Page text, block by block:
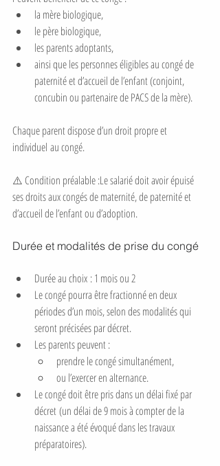
la mère biologique,
le père biologique,
les parents adoptants,
ainsi que les personnes éligibles au congé de
paternité et d’accueil de l’enfant (conjoint,
concubin ou partenaire de PACS de la mère).
Chaque parent dispose d’un droit propre et
individuel au congé.
⚠️ Condition préalable :Le salarié doit avoir épuisé
ses droits aux congés de maternité, de paternité et
d’accueil de l’enfant ou d’adoption.
Durée et modalités de prise du congé
Durée au choix : 1 mois ou 2
Le congé pourra être fractionné en deux
périodes d’un mois, selon des modalités qui
seront précisées par décret.
Les parents peuvent :
prendre le congé simultanément,
ou l’exercer en alternance.
Le congé doit être pris dans un délai fixé par
décret (un délai de 9 mois à compter de la
naissance a été évoqué dans les travaux
préparatoires).